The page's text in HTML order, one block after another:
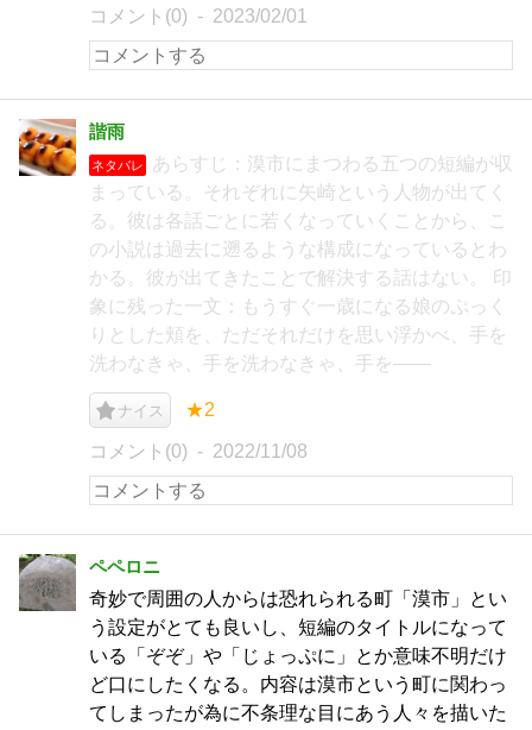
コメント(0) 2023/02/01
諧雨
ネタバレ
あらすじ：漠市にまつわる五つの短編が収
まっている。それぞれに矢崎という人物が出てく
る。彼は各話ごとに若くなっていくことから、こ
の小説は過去に遡るような構成になっているとわ
かる。彼が出てきたことで解決する話はない。 印
象に残った一文：もうすぐ一歳になる娘のぷっく
りとした頬を、ただそれだけを思い浮かべ、手を
洗わなきゃ、手を洗わなきゃ、手を――
ナイス ★2
コメント(0) 2022/11/08
ペペロニ
奇妙で周囲の人からは恐れられる町「漠市」とい
う設定がとても良いし、短編のタイトルになって
いる「ぞぞ」や「じょっぷに」とか意味不明だけ
ど口にしたくなる。内容は漠市という町に関わっ
てしまったが為に不条理な目にあう人々を描いた